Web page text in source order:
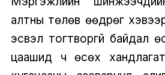
алтны төлөв өөдрөг
эсвэл тогтворгүй байдал
цаашид ч өсөх